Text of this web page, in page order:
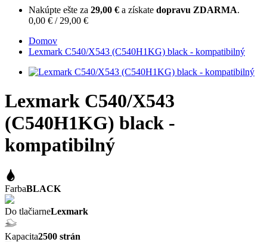
Nakúpte ešte za 29,00 € a získate dopravu ZDARMA.
0,00 € / 29,00 €
Domov
Lexmark C540/X543 (C540H1KG) black - kompatibilný
Lexmark C540/X543
(C540H1KG) black -
kompatibilný
FarbaBLACK
Do tlačiarneLexmark
Kapacita2500 strán